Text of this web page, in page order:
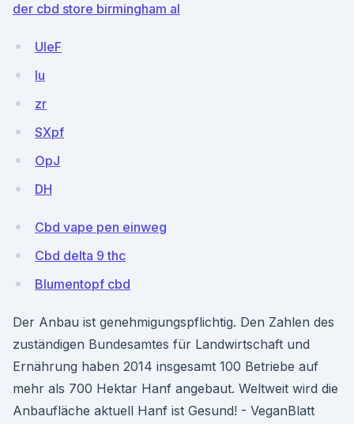
der cbd store birmingham al
UleF
lu
zr
SXpf
OpJ
DH
Cbd vape pen einweg
Cbd delta 9 thc
Blumentopf cbd
Der Anbau ist genehmigungspflichtig. Den Zahlen des
zuständigen Bundesamtes für Landwirtschaft und
Ernährung haben 2014 insgesamt 100 Betriebe auf
mehr als 700 Hektar Hanf angebaut. Weltweit wird die
Anbaufläche aktuell Hanf ist Gesund! - VeganBlatt